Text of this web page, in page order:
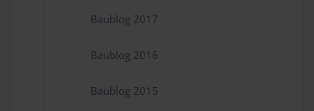
Baublog 2017
Baublog 2016
Baublog 2015